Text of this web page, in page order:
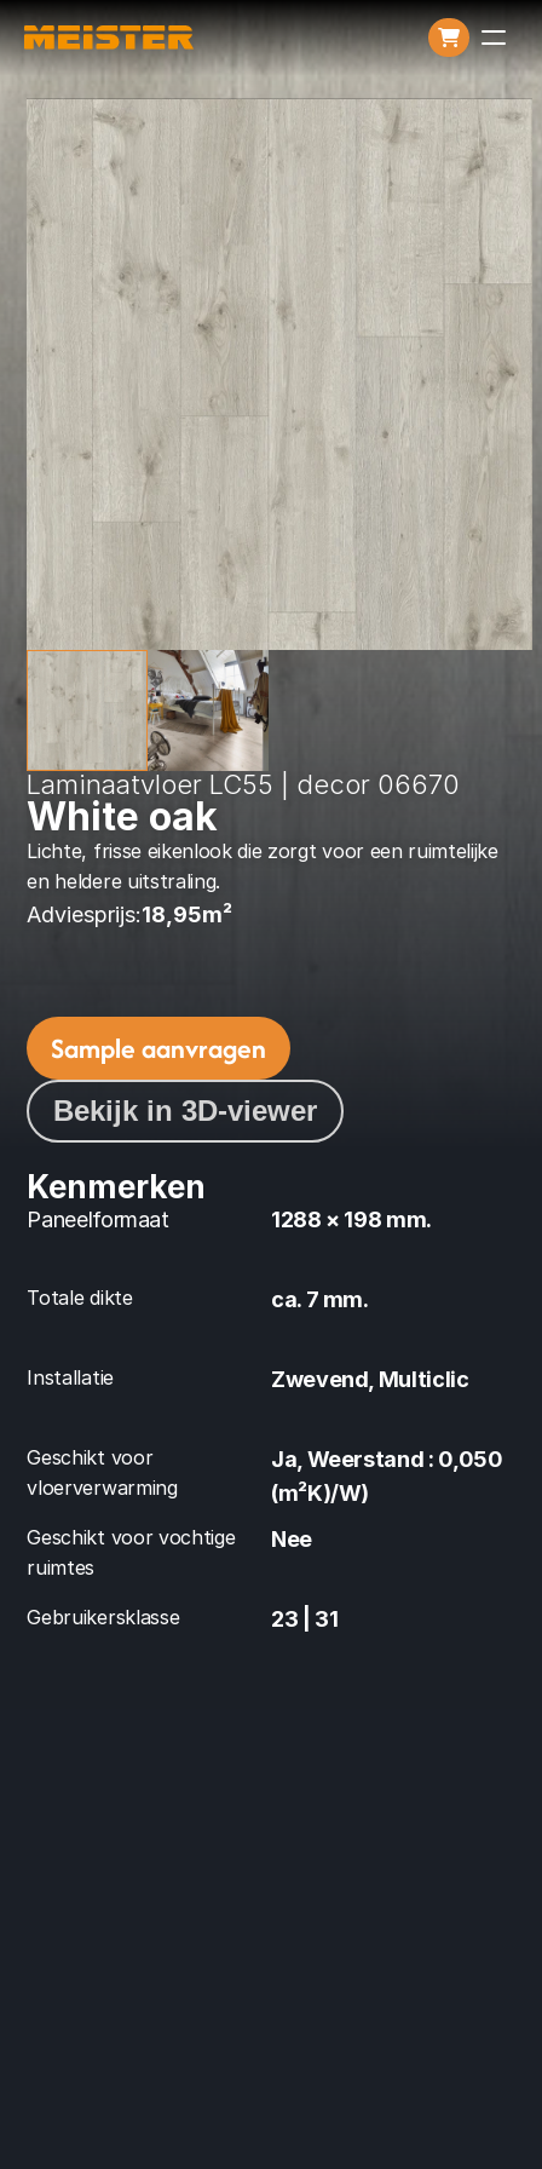
ProductenOver ons
Laminaatvloer LC55 | decor 06670
White oak
Adviesprijs:18,95m²
Lichte, frisse eikenlook die zorgt voor een ruimtelijke
en heldere uitstraling.
Sample aanvragen
Bekijk in 3D-viewer
Kenmerken
Paneelformaat 1288 × 198 mm.
Totale dikte ca. 7 mm.
Installatie Zwevend, Multiclic
Geschikt voor
vloerverwarming
Ja, Weerstand : 0,050
(m²K)/W)
Geschikt voor vochtige
ruimtes
Nee
Gebruikersklasse 23 | 31